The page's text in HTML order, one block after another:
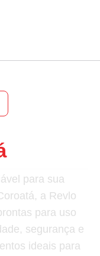
para sua
a Revlo
para uso
segurança e
ideais para